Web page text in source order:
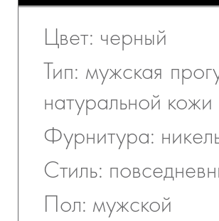
Цвет: черный
Тип: мужская
натуральной кожи
Фурнитура:
Стиль:
Пол: мужской